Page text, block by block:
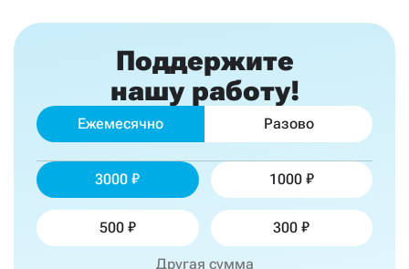
Поддержите
нашу работу!
Ежемесячно Разово
3000 1000
500 300